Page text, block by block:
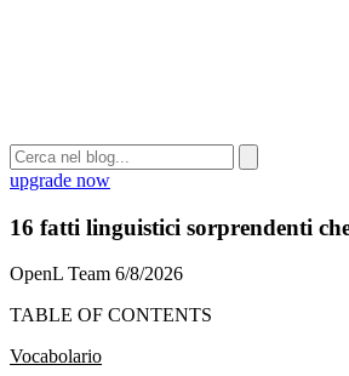
upgrade now
16 fatti linguistici sorprendenti
OpenL Team 6/8/2026
TABLE OF CONTENTS
Vocabolario